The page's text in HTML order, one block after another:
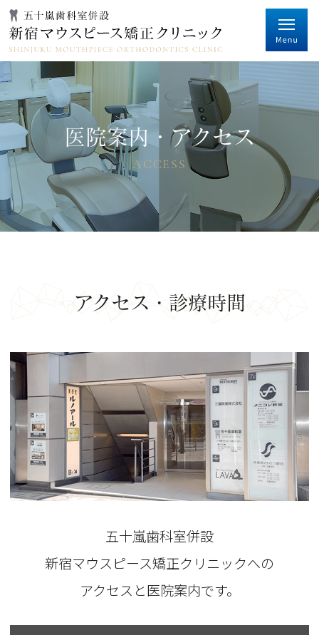
医院案内・アクセス
ACCESS
アクセス・診療時間
五十嵐歯科室併設
新宿マウスピース矯正クリニックへの
アクセスと医院案内です。